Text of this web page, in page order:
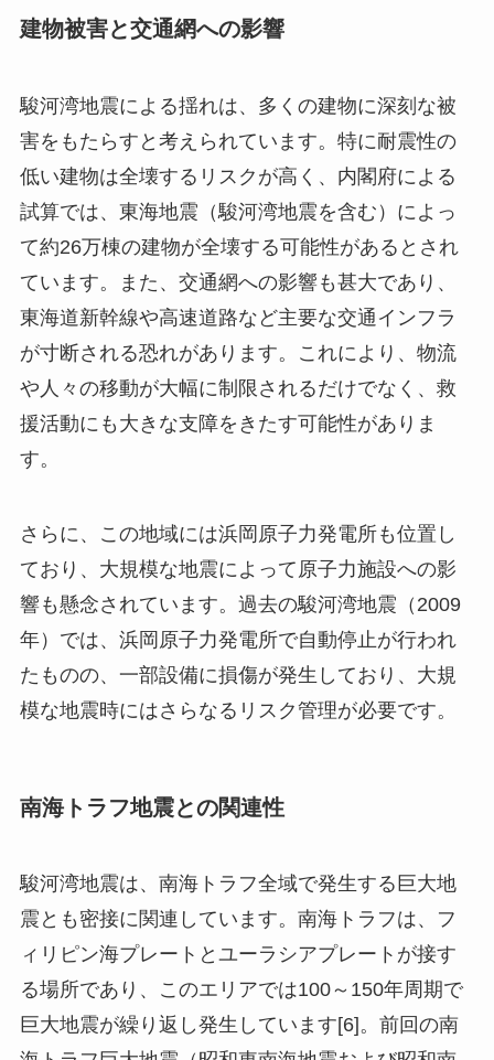
建物被害と交通網への影響
駿河湾地震による揺れは、多くの建物に深刻な被
害をもたらすと考えられています。特に耐震性の
低い建物は全壊するリスクが高く、内閣府による
試算では、東海地震（駿河湾地震を含む）によっ
て約26万棟の建物が全壊する可能性があるとされ
ています。また、交通網への影響も甚大であり、
東海道新幹線や高速道路など主要な交通インフラ
が寸断される恐れがあります。これにより、物流
や人々の移動が大幅に制限されるだけでなく、救
援活動にも大きな支障をきたす可能性がありま
す。
さらに、この地域には浜岡原子力発電所も位置し
ており、大規模な地震によって原子力施設への影
響も懸念されています。過去の駿河湾地震（2009
年）では、浜岡原子力発電所で自動停止が行われ
たものの、一部設備に損傷が発生しており、大規
模な地震時にはさらなるリスク管理が必要です。
南海トラフ地震との関連性
駿河湾地震は、南海トラフ全域で発生する巨大地
震とも密接に関連しています。南海トラフは、フ
ィリピン海プレートとユーラシアプレートが接す
る場所であり、このエリアでは100～150年周期で
巨大地震が繰り返し発生しています[6]。前回の南